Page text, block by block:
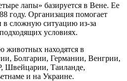
лапы» базируется в Вене. Ее
году. Организация помогает
сложную ситуацию из-за
условиях.
находятся в
Болгарии, Германии, Венгрии,
Швейцарии, Таиланде,
и на Украине.